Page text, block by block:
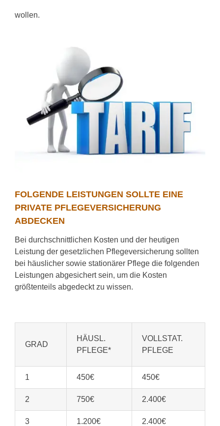
wollen.
FOLGENDE LEISTUNGEN SOLLTE EINE
PRIVATE PFLEGEVERSICHERUNG
ABDECKEN
Bei durchschnittlichen Kosten und der heutigen
Leistung der gesetzlichen Pflegeversicherung sollten
bei häuslicher sowie stationärer Pflege die folgenden
Leistungen abgesichert sein, um die Kosten
größtenteils abgedeckt zu wissen.
GRAD
HÄUSL.
PFLEGE*
VOLLSTAT.
PFLEGE
1 450€ 450€
2 750€ 2.400€
3 1.200€ 2.400€